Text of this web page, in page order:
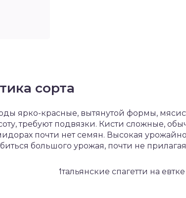
сорта
ярко-красные, вытянутой формы,
требуют подвязки. Кисти сложные,
почти нет семян. Высокая
большого урожая, почти не